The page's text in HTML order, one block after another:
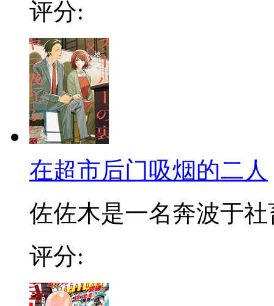
评分:
在超市后门吸烟的二人
佐佐木是一名奔波于社
评分: